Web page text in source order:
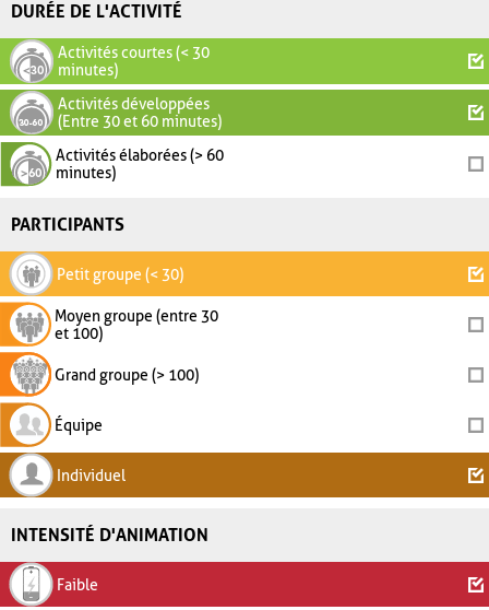
DURÉE DE L'ACTIVITÉ
Activités courtes (< 30
minutes)
Activités développées
(Entre 30 et 60 minutes)
Activités élaborées (> 60
minutes)
PARTICIPANTS
Petit groupe (< 30)
Moyen groupe (entre 30
et 100)
Grand groupe (> 100)
Équipe
Individuel
INTENSITÉ D'ANIMATION
Faible